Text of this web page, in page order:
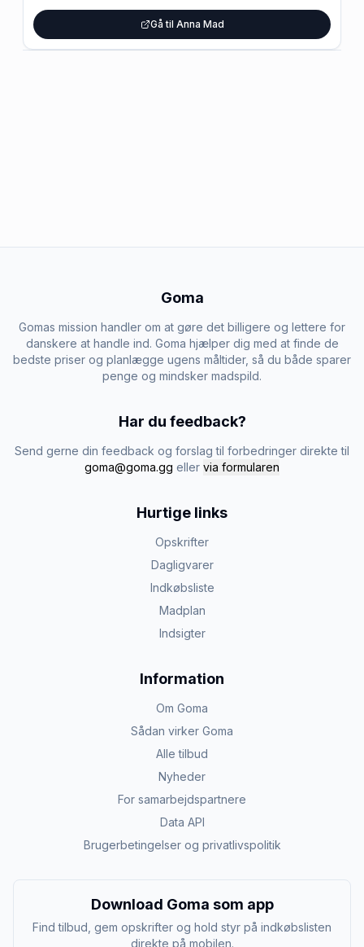
Gå til Anna Mad
Goma
Gomas mission handler om at gøre det billigere og lettere for
danskere at handle ind. Goma hjælper dig med at finde de
bedste priser og planlægge ugens måltider, så du både sparer
penge og mindsker madspild.
Har du feedback?
Send gerne din feedback og forslag til forbedringer direkte til
goma@goma.gg eller via formularen
Hurtige links
Opskrifter
Dagligvarer
Indkøbsliste
Madplan
Indsigter
Information
Om Goma
Sådan virker Goma
Alle tilbud
Nyheder
For samarbejdspartnere
Data API
Brugerbetingelser og privatlivspolitik
Download Goma som app
Find tilbud, gem opskrifter og hold styr på indkøbslisten
direkte på mobilen.